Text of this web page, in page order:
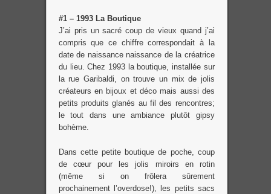
#1 – 1993 La Boutique
J’ai pris un sacré coup de vieux quand j’ai
compris que ce chiffre correspondait à la
date de naissance naissance de la créatrice
du lieu. Chez 1993 la boutique, installée sur
la rue Garibaldi, on trouve un mix de jolis
créateurs en bijoux et déco mais aussi des
petits produits glanés au fil des rencontres;
le tout dans une ambiance plutôt gipsy
bohème.
Dans cette petite boutique de poche, coup
de cœur pour les jolis miroirs en rotin
(même si on frôlera sûrement
prochainement l’overdose!), les petits sacs